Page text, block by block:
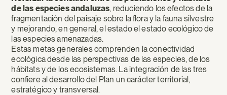
de las especies andaluzas, reduciendo los efectos de la
fragmentación del paisaje sobre la flora y la fauna silvestre
y mejorando, en general, el estado el estado ecológico de
las especies amenazadas.
Estas metas generales comprenden la conectividad
ecológica desde las perspectivas de las especies, de los
hábitats y de los ecosistemas. La integración de las tres
confiere al desarrollo del Plan un carácter territorial,
estratégico y transversal.